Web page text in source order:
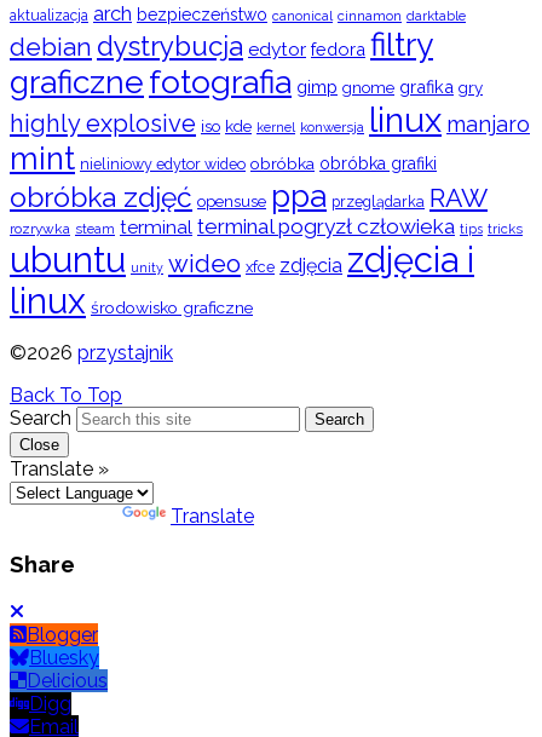
aktualizacja arch bezpieczeństwo canonical cinnamon darktable
debian dystrybucja edytor fedora filtry
graficznefotografia gimp gnome grafika gry
highly explosive iso kde kernel konwersja linux manjaro
mint nieliniowy edytor wideo obróbka obróbka grafiki
obróbka zdjęć opensuse ppa przeglądarka RAW
rozrywka steam terminal terminal pogryzł człowieka tips tricks
ubuntu unity wideo xfce zdjęcia zdjęcia i
linux środowisko graficzne
©2026 przystajnik
Back To Top
Search
Search
Close
Translate »
Translate
Share
Blogger
Bluesky
Delicious
Digg
Email